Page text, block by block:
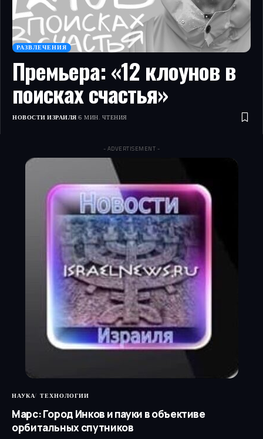
РАЗВЛЕЧЕНИЯ
Премьера: «12 клоунов в
поисках счастья»
НОВОСТИ ИЗРАИЛЯ 6 МИН. ЧТЕНИЯ
- ADVERTISEMENT -
НАУКА ТЕХНОЛОГИИ
Марс: Город Инков и пауки в объективе
орбитальных спутников